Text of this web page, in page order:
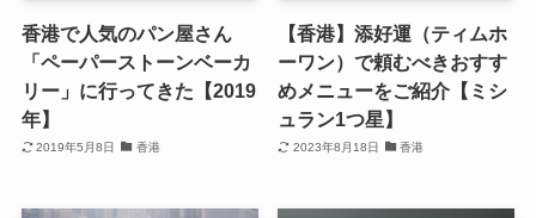
香港で人気のパン屋さん
「ペーパーストーンベーカ
リー」に行ってきた【2019
年】
2019年5月8日 香港
【香港】添好運（ティムホ
ーワン）で頼むべきおすす
めメニューをご紹介【ミシ
ュラン1つ星】
2023年8月18日 香港